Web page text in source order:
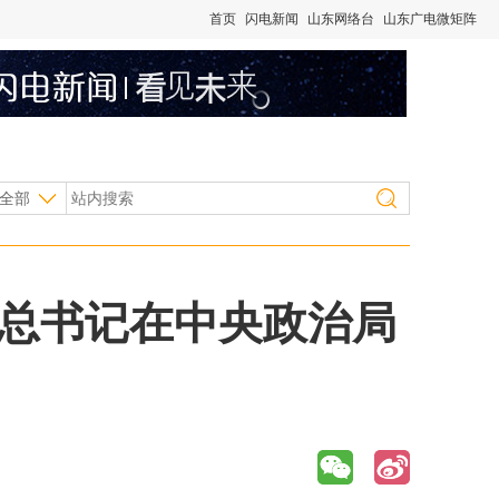
首页 闪电新闻 山东网络台 山东广电微矩阵
部
书记在中央政治局